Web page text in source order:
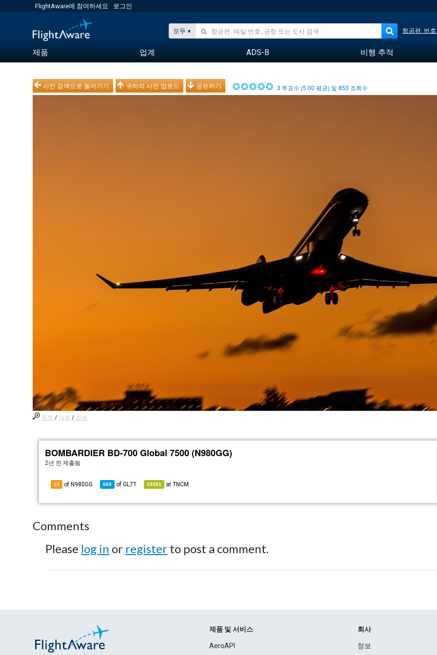
FlightAware에 참여하세요 로그인
모두 항공편 번
제품 업계 ADS-B 비행 추적
사진 검색으로 돌아가기 귀하의 사진 업로드 공유하기 3 투표수 (5.00 평균) 및853 조회수
중형 / 대형 / 전체
BOMBARDIER BD-700 Global 7500 (N980GG)
2년 전 제출됨
10 of N980GG 665 ofGL7T 19381 atTNCM
Comments
Please log in or register to post a comment.
제품 및 서비스
AeroAPI
회사
정보